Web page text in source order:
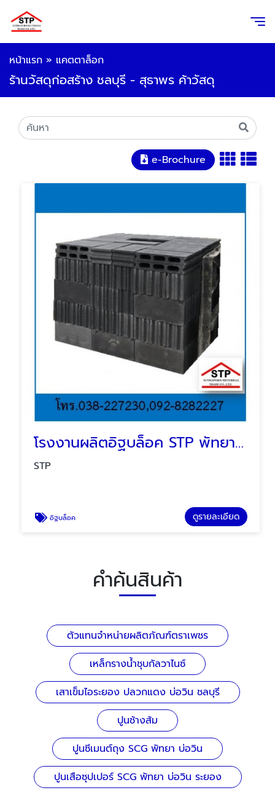
หน้าแรก » แคตตาล็อก
ร้านวัสดุก่อสร้าง ชลบุรี - สุธาพร ค้าวัสดุ
e-Brochure
โรงงานผลิตอิฐบล็อค STP พัทยา บ่อวิน ระยอง
STP
อิฐบล็อค ดูรายละเอียด
คำค้นสินค้า
ตัวแทนจำหน่ายผลิตภัณฑ์ตราเพชร
เหล็กรางน้ำชุบกัลวาไนซ์
เสาเข็มไอระยอง ปลวกแดง บ่อวิน ชลบุรี
ปูนช้างส้ม
ปูนซีเมนต์ถุง SCG พัทยา บ่อวิน
ปูนเสือซุปเปอร์ SCG พัทยา บ่อวิน ระยอง